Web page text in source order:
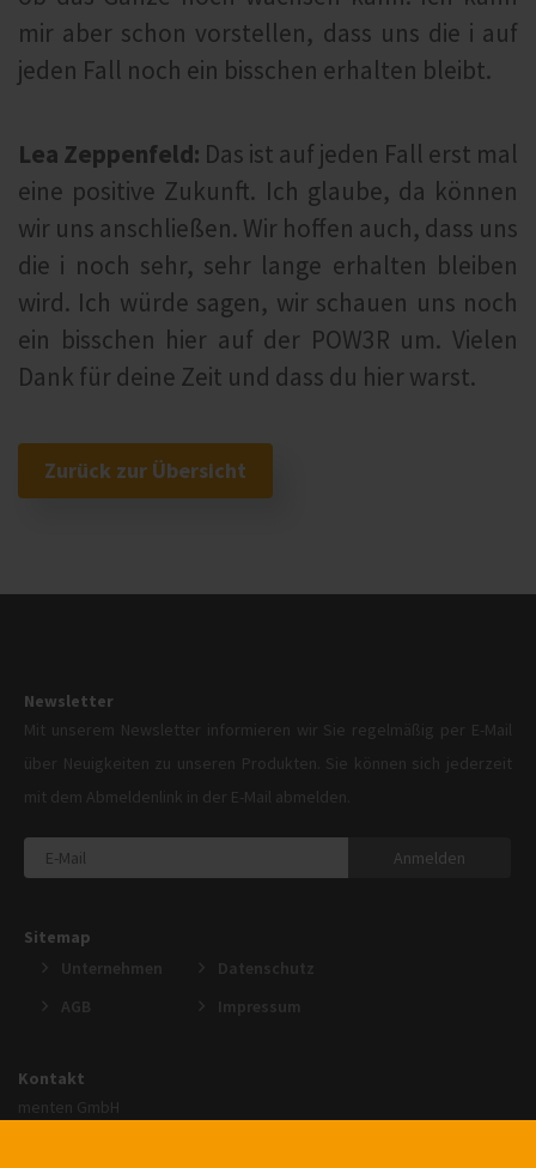
mir aber schon vorstellen, dass uns die i auf
jeden Fall noch ein bisschen erhalten bleibt.
Lea Zeppenfeld: Das ist auf jeden Fall erst mal
eine positive Zukunft. Ich glaube, da können
wir uns anschließen. Wir hoffen auch, dass uns
die i noch sehr, sehr lange erhalten bleiben
wird. Ich würde sagen, wir schauen uns noch
ein bisschen hier auf der POW3R um. Vielen
Dank für deine Zeit und dass du hier warst.
Zurück zur Übersicht
Newsletter
Mit unserem Newsletter informieren wir Sie regelmäßig per E-Mail
über Neuigkeiten zu unseren Produkten. Sie können sich jederzeit
mit dem Abmeldenlink in der E-Mail abmelden.
Anmelden
Sitemap
Unternehmen
AGB
Datenschutz
Impressum
Kontakt
menten GmbH